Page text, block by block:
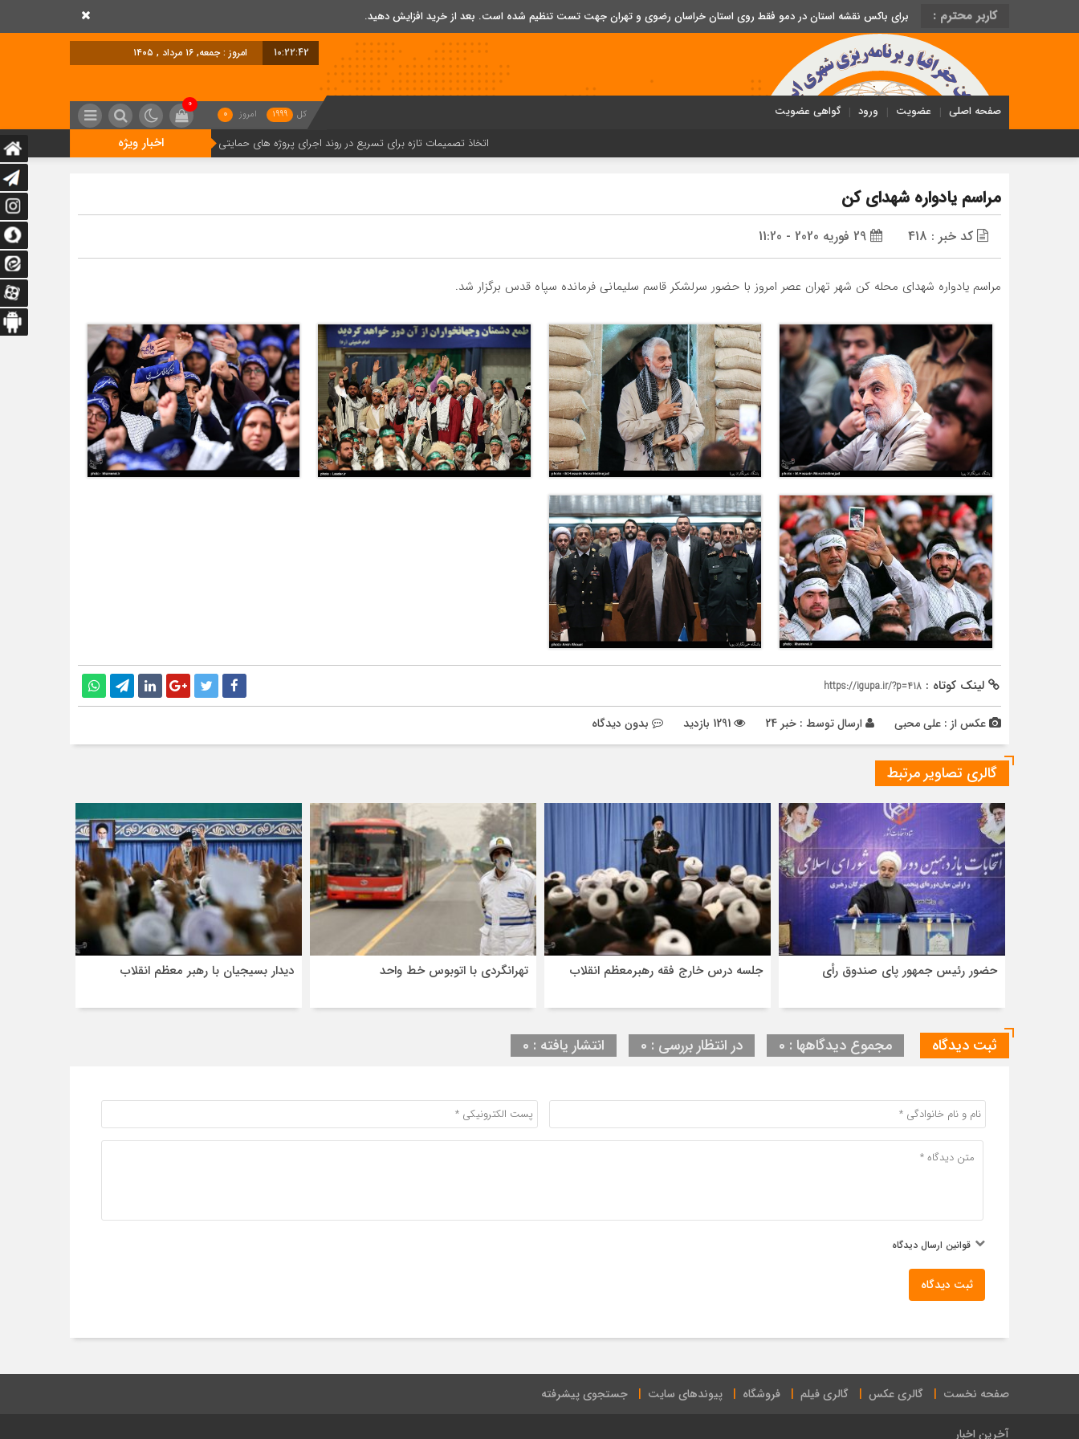
کاربر محترم : برای باکس نقشه استان در دمو فقط روی استان خراسان رضوی و تهران جهت تست تنظیم شده است. بعد از خرید افزایش دهید.
10:22:43 امروز : جمعه, ۱۶ مرداد , ۱۴۰۵
صفحه اصلی عضویت ورود گواهی عضویت کل 1999 امروز 0
0
اخبار ویژه اتخاذ تصمیمات تازه برای تسریع در روند اجرای پروژه های حمایتی مسکن استان تهران پروژه «کوی ارم» زنجان به صورت
مراسم یادواره شهدای کن
کد خبر : 418
مراسم یادواره شهدای محله کن شهر تهران عصر امروز با حضور سرلشکر قاسم سلیمانی فرمانده سپاه قدس برگزار شد.
لینک کوتاه : https://igupa.ir/?p=418
عکس از : علی محبی ارسال توسط : خبر 24 بدون دیدگاه
گالری تصاویر مرتبط
حضور رئیس جمهور پای صندوق رأی جلسه درس خارج فقه رهبرمعظم انقلاب تهرانگردی با اتوبوس خط واحد دیدار بسیجیان با رهبر معظم انقلاب
ثبت دیدگاه مجموع دیدگاهها : 0 در انتظار بررسی : 0 انتشار یافته : 0
قوانین ارسال دیدگاه
ثبت دیدگاه
صفحه نخست گالری عکس گالری فیلم فروشگاه پیوندهای سایت جستجوی پیشرفته
آخرین اخبار